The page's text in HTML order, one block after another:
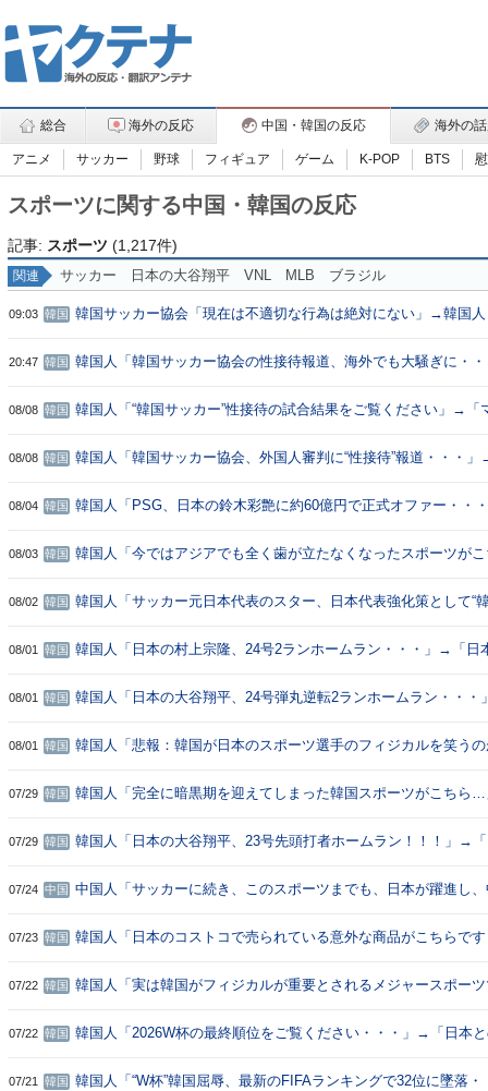
総合 海外の反応 中国・韓国の反応 海外の
アニメ サッカー 野球 フィギュア ゲーム K-POP BTS
スポーツに関する中国・韓国の反応
記事: スポーツ (1,217件)
関連 サッカー 日本の大谷翔平 VNL MLB ブラジル
09:03 韓国
韓国サッカー協会「現在は不適切な行為は絶対にない」→韓国
ひどい・・・」
20:47 韓国
韓国人「韓国サッカー協会の性接待報道、海外でも大騒ぎに・
値がある」「国民や国が築いた国格をサッカー選手が足で蹴り
08/08 韓国
韓国人「“韓国サッカー”性接待の試合結果をご覧ください」→「
08/08 韓国
韓国人「韓国サッカー協会、外国人審判に“性接待”報道・・・
ね・・・」「もうサッカー代表、サッカー協会解散しよう」
08/04 韓国
韓国人「PSG、日本の鈴木彩艶に約60億円で正式オファー・・
いけど、それでもやっぱり羨ましいね」
08/03 韓国
韓国人「今ではアジアでも全く歯が立たなくなったスポーツが
08/02 韓国
韓国人「サッカー元日本代表のスター、日本代表強化策として“
ガチでボコられるだろうね 10年後にやらないか？」「やめてく
08/01 韓国
韓国人「日本の村上宗隆、24号2ランホームラン・・・」→「日
08/01 韓国
韓国人「日本の大谷翔平、24号弾丸逆転2ランホームラン・・
08/01 韓国
韓国人「悲報：韓国が日本のスポーツ選手のフィジカルを笑う
07/29 韓国
韓国人「完全に暗黒期を迎えてしまった韓国スポーツがこちら
07/29 韓国 韓国人「日本の大谷翔平、23号先頭打者ホームラン！！！」→
07/24 中国
中国人「サッカーに続き、このスポーツまでも、日本が躍進し
07/23 韓国
韓国人「日本のコストコで売られている意外な商品がこちらで
07/22 韓国
韓国人「実は韓国がフィジカルが重要とされるメジャースポー
07/22 韓国
韓国人「2026W杯の最終順位をご覧ください・・・」→「日本
ぎる」
07/21 韓国
韓国人「“W杯”韓国屈辱、最新のFIFAランキングで32位に墜落・